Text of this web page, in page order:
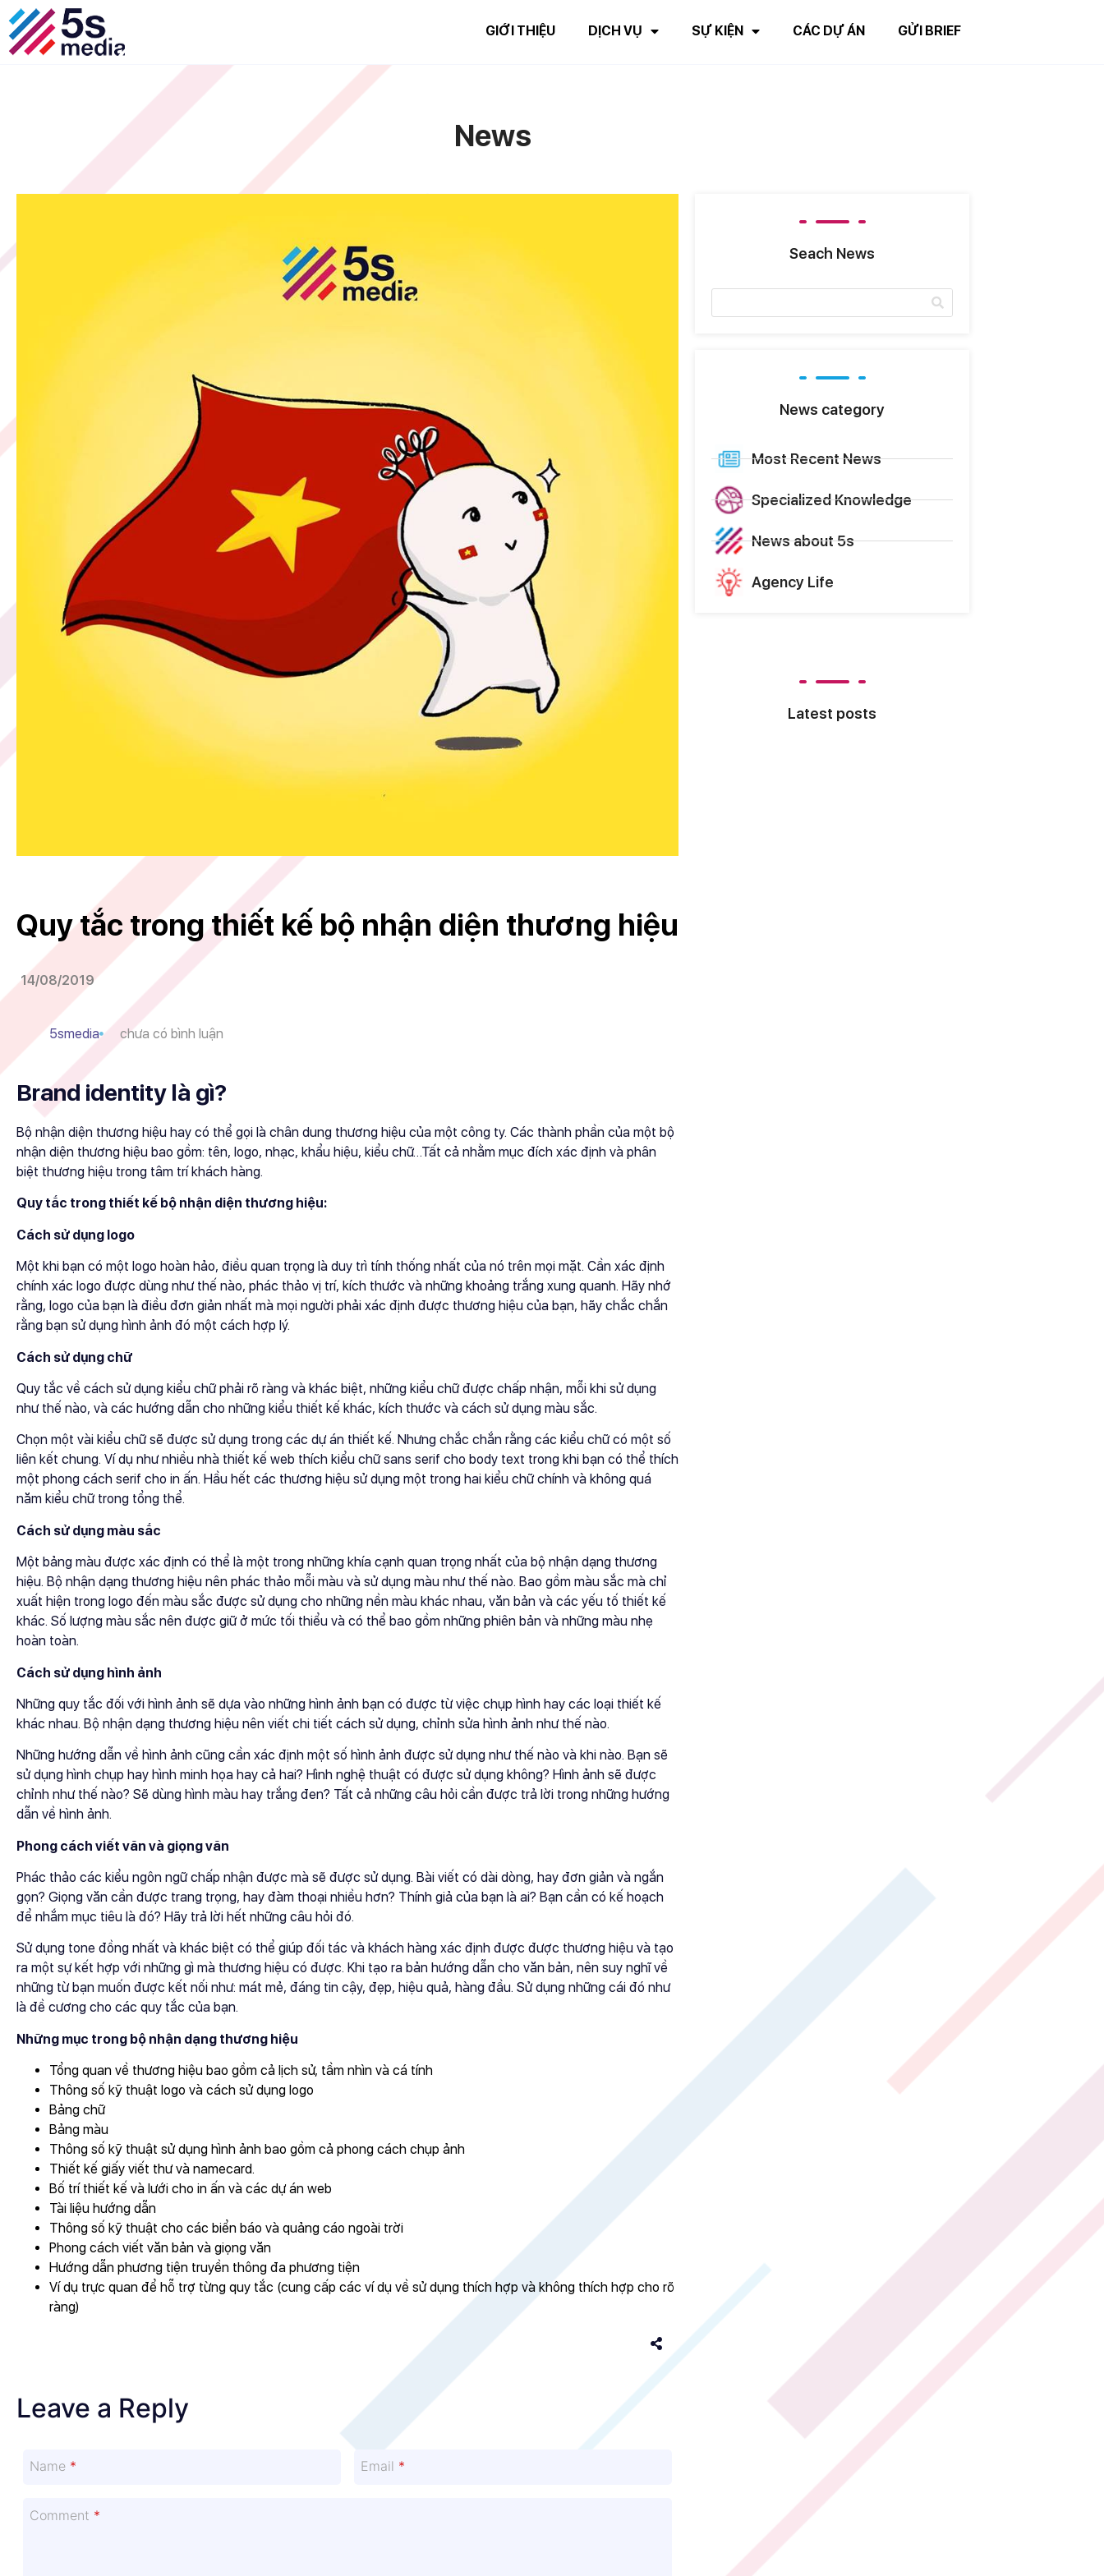
GIỚI THIỆU DỊCH VỤ SỰ KIỆN CÁC DỰ ÁN GỬI BRIEF
News
Quy tắc trong thiết kế bộ nhận diện thương hiệu
14/08/2019
5smedia chưa có bình luận
Brand identity là gì?
Bộ nhận diện thương hiệu hay có thể gọi là chân dung thương hiệu của một công ty. Các thành phần của một bộ
nhận diện thương hiệu bao gồm: tên, logo, nhạc, khẩu hiệu, kiểu chữ…Tất cả nhằm mục đích xác định và phân
biệt thương hiệu trong tâm trí khách hàng.
Quy tắc trong thiết kế bộ nhận diện thương hiệu:
Cách sử dụng logo
Một khi bạn có một logo hoàn hảo, điều quan trọng là duy trì tính thống nhất của nó trên mọi mặt. Cần xác định
chính xác logo được dùng như thế nào, phác thảo vị trí, kích thước và những khoảng trắng xung quanh. Hãy nhớ
rằng, logo của bạn là điều đơn giản nhất mà mọi người phải xác định được thương hiệu của bạn, hãy chắc chắn
rằng bạn sử dụng hình ảnh đó một cách hợp lý.
Cách sử dụng chữ
Quy tắc về cách sử dụng kiểu chữ phải rõ ràng và khác biệt, những kiểu chữ được chấp nhận, mỗi khi sử dụng
như thế nào, và các hướng dẫn cho những kiểu thiết kế khác, kích thước và cách sử dụng màu sắc.
Chọn một vài kiểu chữ sẽ được sử dụng trong các dự án thiết kế. Nhưng chắc chắn rằng các kiểu chữ có một số
liên kết chung. Ví dụ như nhiều nhà thiết kế web thích kiểu chữ sans serif cho body text trong khi bạn có thể thích
một phong cách serif cho in ấn. Hầu hết các thương hiệu sử dụng một trong hai kiểu chữ chính và không quá
năm kiểu chữ trong tổng thể.
Cách sử dụng màu sắc
Một bảng màu được xác định có thể là một trong những khía cạnh quan trọng nhất của bộ nhận dạng thương
hiệu. Bộ nhận dạng thương hiệu nên phác thảo mỗi màu và sử dụng màu như thế nào. Bao gồm màu sắc mà chỉ
xuất hiện trong logo đến màu sắc được sử dụng cho những nền màu khác nhau, văn bản và các yếu tố thiết kế
khác. Số lượng màu sắc nên được giữ ở mức tối thiểu và có thể bao gồm những phiên bản và những màu nhẹ
hoàn toàn.
Cách sử dụng hình ảnh
Những quy tắc đối với hình ảnh sẽ dựa vào những hình ảnh bạn có được từ việc chụp hình hay các loại thiết kế
khác nhau. Bộ nhận dạng thương hiệu nên viết chi tiết cách sử dụng, chỉnh sửa hình ảnh như thế nào.
Những hướng dẫn về hình ảnh cũng cần xác định một số hình ảnh được sử dụng như thế nào và khi nào. Bạn sẽ
sử dụng hình chụp hay hình minh họa hay cả hai? Hình nghệ thuật có được sử dụng không? Hình ảnh sẽ được
chỉnh như thế nào? Sẽ dùng hình màu hay trắng đen? Tất cả những câu hỏi cần được trả lời trong những hướng
dẫn về hình ảnh.
Phong cách viết văn và giọng văn
Phác thảo các kiểu ngôn ngữ chấp nhận được mà sẽ được sử dụng. Bài viết có dài dòng, hay đơn giản và ngắn
gọn? Giọng văn cần được trang trọng, hay đàm thoại nhiều hơn? Thính giả của bạn là ai? Bạn cần có kế hoạch
để nhắm mục tiêu là đó? Hãy trả lời hết những câu hỏi đó.
Sử dụng tone đồng nhất và khác biệt có thể giúp đối tác và khách hàng xác định được được thương hiệu và tạo
ra một sự kết hợp với những gì mà thương hiệu có được. Khi tạo ra bản hướng dẫn cho văn bản, nên suy nghĩ về
những từ bạn muốn được kết nối như: mát mẻ, đáng tin cậy, đẹp, hiệu quả, hàng đầu. Sử dụng những cái đó như
là đề cương cho các quy tắc của bạn.
Những mục trong bộ nhận dạng thương hiệu
Tổng quan về thương hiệu bao gồm cả lịch sử, tầm nhìn và cá tính
Thông số kỹ thuật logo và cách sử dụng logo
Bảng chữ
Bảng màu
Thông số kỹ thuật sử dụng hình ảnh bao gồm cả phong cách chụp ảnh
Thiết kế giấy viết thư và namecard.
Bố trí thiết kế và lưới cho in ấn và các dự án web
Tài liệu hướng dẫn
Thông số kỹ thuật cho các biển báo và quảng cáo ngoài trời
Phong cách viết văn bản và giọng văn
Hướng dẫn phương tiện truyền thông đa phương tiện
Ví dụ trực quan để hỗ trợ từng quy tắc (cung cấp các ví dụ về sử dụng thích hợp và không thích hợp cho rõ
ràng)
Leave a Reply
Comment *
Name * Email *
Seach News
News category
Most Recent News
Specialized Knowledge
News about 5s
Agency Life
Latest posts